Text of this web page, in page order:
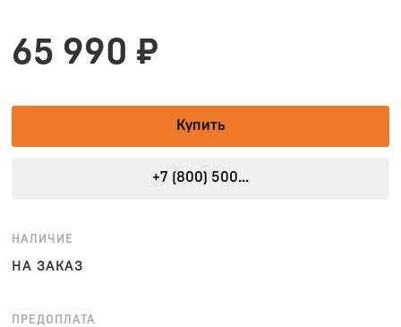
65 990 ₽
Купить
+7 (800) 500...
НАЛИЧИЕ
НА ЗАКАЗ
ПРЕДОПЛАТА